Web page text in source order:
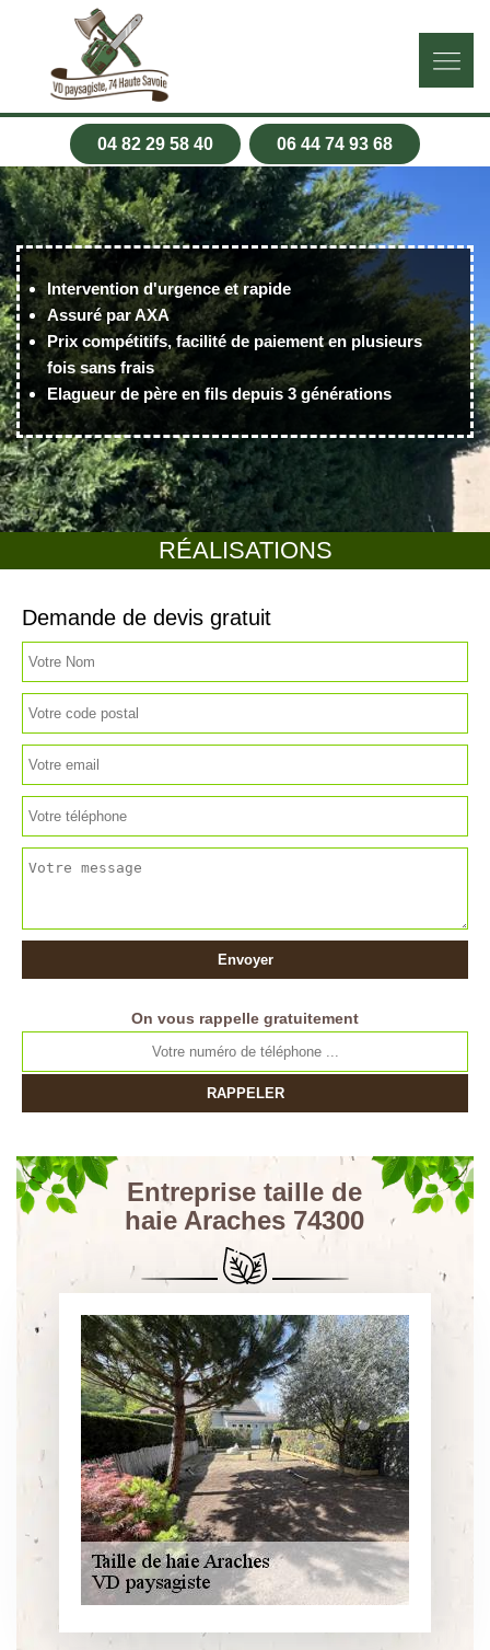
04 82 29 58 40 06 44 74 93 68
RÉALISATIONS
Intervention d'urgence et rapide
Assuré par AXA
Prix compétitifs, facilité de paiement en plusieurs
fois sans frais
Elagueur de père en fils depuis 3 générations
Demande de devis gratuit
On vous rappelle gratuitement
Entreprise taille de
haie Araches 74300